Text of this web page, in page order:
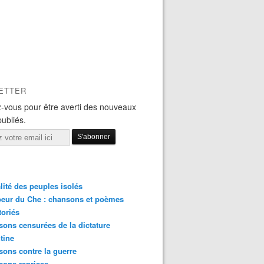
vous pour être averti des nouveaux
des peuples isolés
du Che : chansons et poèmes
censurées de la dictature
contre la guerre